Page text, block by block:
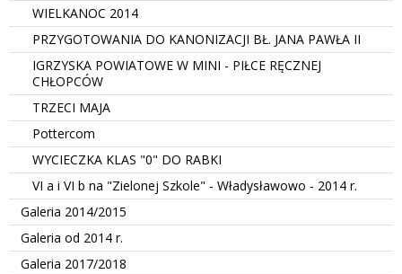
WIELKANOC 2014
PRZYGOTOWANIA DO KANONIZACJI BŁ. JANA PAWŁA II
IGRZYSKA POWIATOWE W MINI - PIŁCE RĘCZNEJ
CHŁOPCÓW
TRZECI MAJA
Pottercom
WYCIECZKA KLAS "0" DO RABKI
VI a i VI b na "Zielonej Szkole" - Władysławowo - 2014 r.
Galeria 2014/2015
Galeria od 2014 r.
Galeria 2017/2018